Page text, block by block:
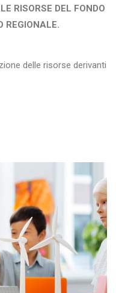
RISORSE DEL FONDO
REGIONALE.
delle risorse derivanti